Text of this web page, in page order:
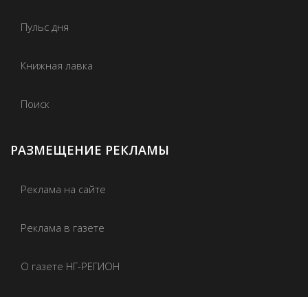
Пульс дня
Книжная лавка
Поиск
РАЗМЕЩЕНИЕ РЕКЛАМЫ
Реклама на сайте
Реклама в газете
О газете НГ-РЕГИОН